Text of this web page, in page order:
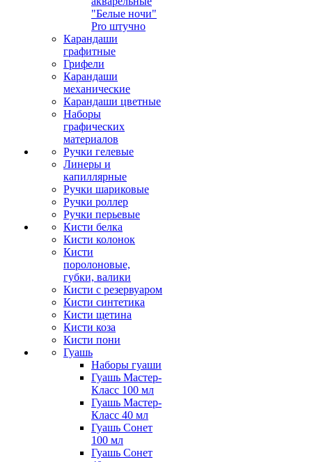
"Белые ночи"
Pro штучно
Карандаши
графитные
Грифели
Карандаши
механические
Карандаши цветные
Наборы
графических
материалов
Ручки гелевые
Линеры и
капиллярные
Ручки шариковые
Ручки роллер
Ручки перьевые
Кисти белка
Кисти колонок
Кисти
поролоновые,
губки, валики
Кисти с резервуаром
Кисти синтетика
Кисти щетина
Кисти коза
Кисти пони
Гуашь
Наборы гуаши
Гуашь Мастер-
Класс 100 мл
Гуашь Мастер-
Класс 40 мл
Гуашь Сонет
100 мл
Гуашь Сонет